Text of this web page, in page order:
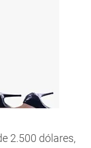
2.500 dólares,